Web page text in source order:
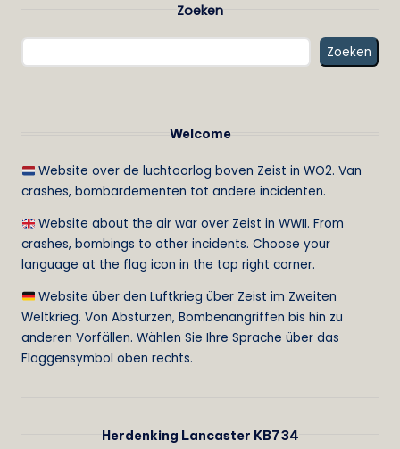
Zoeken
Zoeken
Welcome
Website over de luchtoorlog boven Zeist in WO2. Van
crashes, bombardementen tot andere incidenten.
Website about the air war over Zeist in WWII. From
crashes, bombings to other incidents. Choose your
language at the flag icon in the top right corner.
Website über den Luftkrieg über Zeist im Zweiten
Weltkrieg. Von Abstürzen, Bombenangriffen bis hin zu
anderen Vorfällen. Wählen Sie Ihre Sprache über das
Flaggensymbol oben rechts.
Herdenking Lancaster KB734